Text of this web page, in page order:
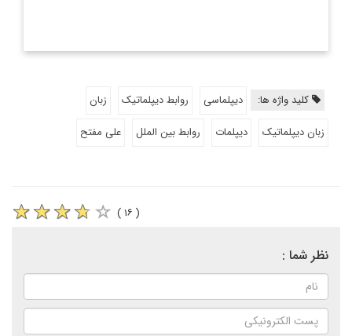
کلید واژه ها: دیپلماسی روابط دیپلماتیک
زبان
زبان دیپلماتیک
دیپلمات روابط بین الملل علی مفتح
( ۱۶ )
نظر شما :